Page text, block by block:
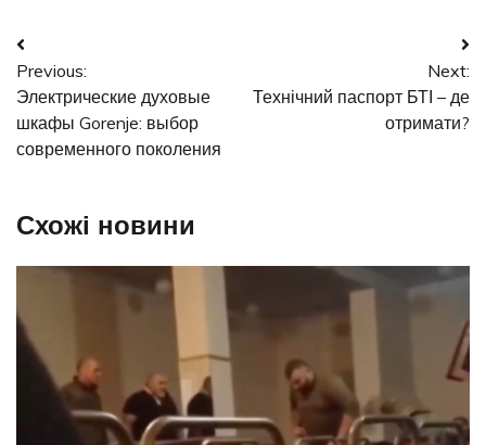
Навігація
записів
Previous:
Электрические духовые
шкафы Gorenje: выбор
современного поколения
Next:
Технічний паспорт БТІ – де
отримати?
Схожі новини